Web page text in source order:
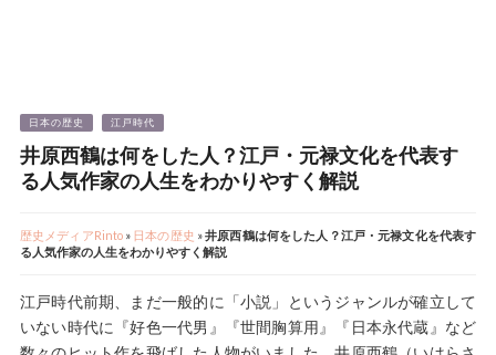
日本の歴史 江戸時代
井原西鶴は何をした人？江戸・元禄文化を代表す
る人気作家の人生をわかりやすく解説
歴史メディアRinto» 日本の歴史 »井原西鶴は何をした人？江戸・元禄文化を代表す
る人気作家の人生をわかりやすく解説
江戸時代前期、まだ一般的に「小説」というジャンルが確立して
いない時代に『好色一代男』『世間胸算用』『日本永代蔵』など